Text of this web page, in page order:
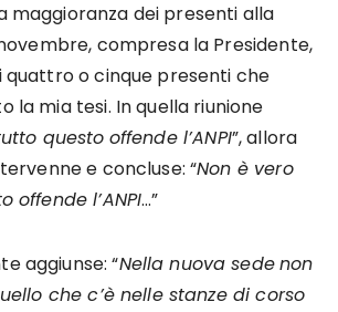
maggioranza dei presenti alla
compresa la Presidente,
quattro o cinque presenti che
la mia tesi. In quella riunione
questo offende l’ANPI”, allora
e concluse: “Non è vero
offende l’ANPI…”
aggiunse: “Nella nuova sedenon
che c’è nelle stanze di corso